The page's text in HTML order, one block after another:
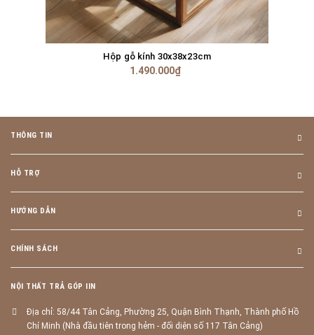
Hộp gỗ kính 30x38x23cm
1.490.000₫
THÔNG TIN
HỖ TRỢ
HƯỚNG DẪN
CHÍNH SÁCH
NỘI THẤT TRẢ GÓP IIN
Địa chỉ: 58/44 Tân Cảng, Phường 25, Quận Bình Thạnh, Thành phố Hồ
Chí Minh (Nhà đầu tiên trong hẻm - đối diện số 117 Tân Cảng)